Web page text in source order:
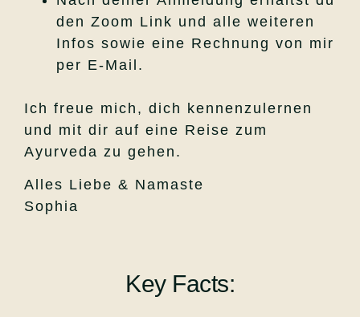
den Zoom Link und alle weiteren
Infos sowie eine Rechnung von mir
per E-Mail.
Ich freue mich, dich kennenzulernen
und mit dir auf eine Reise zum
Ayurveda zu gehen.
Alles Liebe & Namaste
Sophia
Key Facts: